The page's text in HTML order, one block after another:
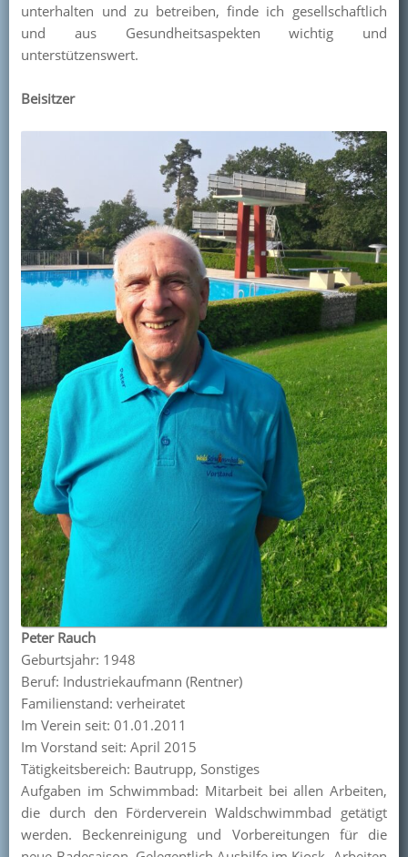
unterhalten und zu betreiben, finde ich gesellschaftlich
und aus Gesundheitsaspekten wichtig und
unterstützenswert.
Beisitzer
Peter Rauch
Geburtsjahr: 1948
Beruf: Industriekaufmann (Rentner)
Familienstand: verheiratet
Im Verein seit: 01.01.2011
Im Vorstand seit: April 2015
Tätigkeitsbereich: Bautrupp, Sonstiges
Aufgaben im Schwimmbad: Mitarbeit bei allen Arbeiten,
die durch den Förderverein Waldschwimmbad getätigt
werden. Beckenreinigung und Vorbereitungen für die